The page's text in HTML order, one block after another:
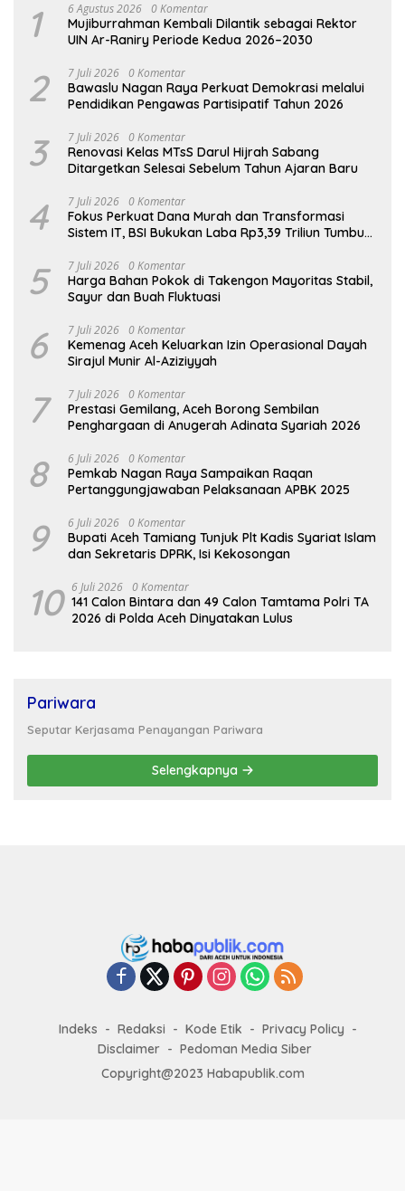
1 6 Agustus 2026 0 Komentar
Mujiburrahman Kembali Dilantik sebagai Rektor
UIN Ar-Raniry Periode Kedua 2026–2030
2 7 Juli 2026 0 Komentar
Bawaslu Nagan Raya Perkuat Demokrasi melalui
Pendidikan Pengawas Partisipatif Tahun 2026
3 7 Juli 2026 0 Komentar
Renovasi Kelas MTsS Darul Hijrah Sabang
Ditargetkan Selesai Sebelum Tahun Ajaran Baru
4 7 Juli 2026 0 Komentar
Fokus Perkuat Dana Murah dan Transformasi
Sistem IT, BSI Bukukan Laba Rp3,39 Triliun Tumbuh
5 7 Juli 2026 0 Komentar
Harga Bahan Pokok di Takengon Mayoritas Stabil,
Sayur dan Buah Fluktuasi
6 7 Juli 2026 0 Komentar
Kemenag Aceh Keluarkan Izin Operasional Dayah
Sirajul Munir Al-Aziziyyah
7 7 Juli 2026 0 Komentar
Prestasi Gemilang, Aceh Borong Sembilan
Penghargaan di Anugerah Adinata Syariah 2026
8 6 Juli 2026 0 Komentar
Pemkab Nagan Raya Sampaikan Raqan
Pertanggungjawaban Pelaksanaan APBK 2025
9 6 Juli 2026 0 Komentar
Bupati Aceh Tamiang Tunjuk Plt Kadis Syariat Islam
dan Sekretaris DPRK, Isi Kekosongan
10 6 Juli 2026 0 Komentar
141 Calon Bintara dan 49 Calon Tamtama Polri TA
2026 di Polda Aceh Dinyatakan Lulus
Pariwara
Seputar Kerjasama Penayangan Pariwara
Selengkapnya
Indeks Redaksi Kode Etik
Privacy Policy
Disclaimer
Pedoman Media Siber
Copyright@2023 Habapublik.com